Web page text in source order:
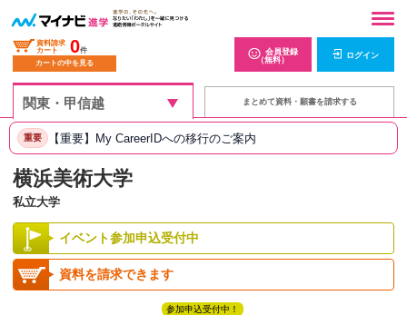
資料請求
カート
0件
カートの中を見る
会員登録
（無料）
ログイン
まとめて資料・願書を請求する
重要 【重要】My CareerIDへの移行のご案内
横浜美術大学
私立大学
イベント参加申込受付中
資料を請求できます
参加申込受付中！